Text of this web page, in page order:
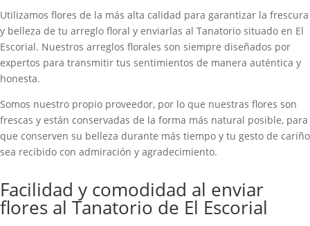
Utilizamos flores de la más alta calidad para garantizar la frescura
y belleza de tu arreglo floral y enviarlas al Tanatorio situado en El
Escorial. Nuestros arreglos florales son siempre diseñados por
expertos para transmitir tus sentimientos de manera auténtica y
honesta.
Somos nuestro propio proveedor, por lo que nuestras flores son
frescas y están conservadas de la forma más natural posible, para
que conserven su belleza durante más tiempo y tu gesto de cariño
sea recibido con admiración y agradecimiento.
Facilidad y comodidad al enviar
flores al Tanatorio de El Escorial